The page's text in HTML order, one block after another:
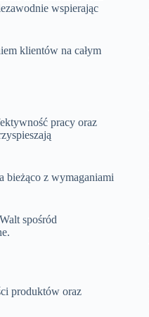
wspierając
klientów na całym
pracy oraz
bieżąco z wymaganiami
spośród
produktów oraz